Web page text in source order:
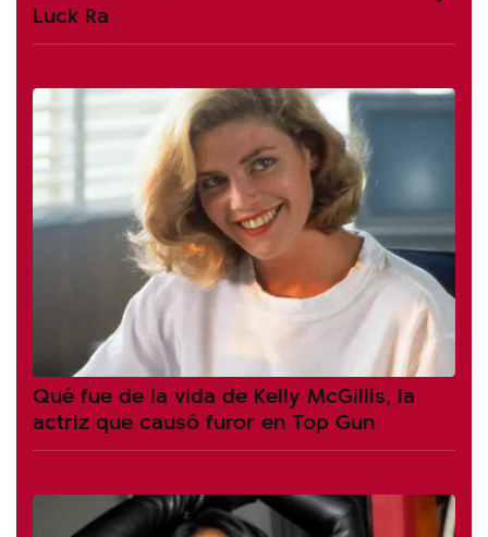
Luck Ra
Qué fue de la vida de Kelly McGillis, la
actriz que causó furor en Top Gun